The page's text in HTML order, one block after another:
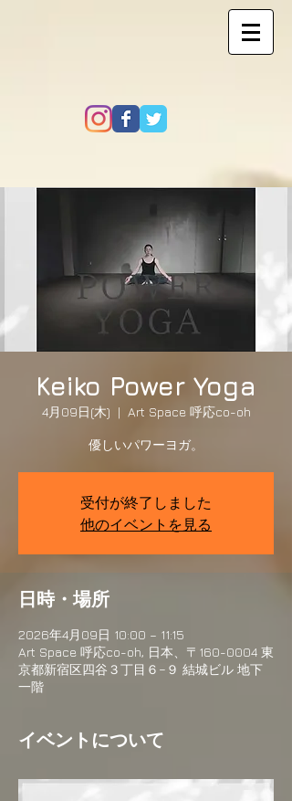
Keiko Power Yoga
4月09日(木)
  |
Art Space 呼応co-oh
受付が終了しました
他のイベントを見る
日時・場所
2026年4月09日 10:00 – 11:15
Art Space 呼応co-oh, 日本、〒160-0004 東
京都新宿区四谷３丁目６−９ 結城ビル 地下
一階
イベントについて